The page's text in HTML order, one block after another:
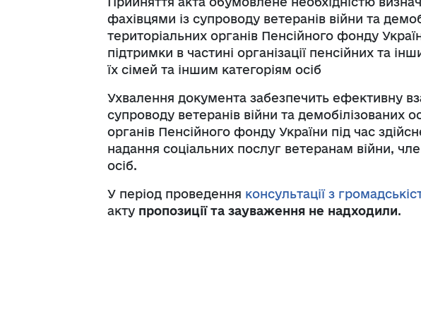
фахівцями із супроводу ветеранів війни та
територіальних органів Пенсійного фонду
підтримки в частині організації пенсійних та
їх сімей та іншим категоріям осіб
Ухвалення документа забезпечить ефективну
супроводу ветеранів війни та демобілізованих
органів Пенсійного фонду України під час
надання соціальних послуг ветеранам війни,
осіб.
У період проведення консультації з
акту пропозиції та зауваження не надходили.